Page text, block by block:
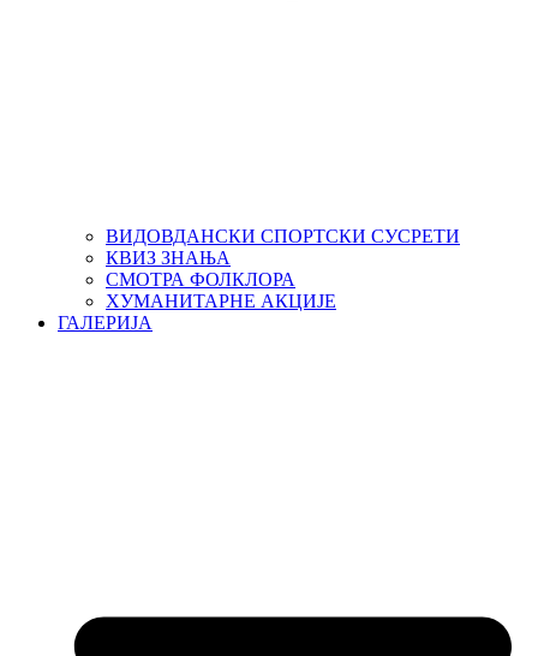
ВИДОВДАНСКИ СПОРТСКИ СУСРЕТИ
КВИЗ ЗНАЊА
СМОТРА ФОЛКЛОРА
ХУМАНИТАРНЕ АКЦИЈЕ
ГАЛЕРИЈА